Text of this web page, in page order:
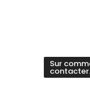
Sur
contacter.